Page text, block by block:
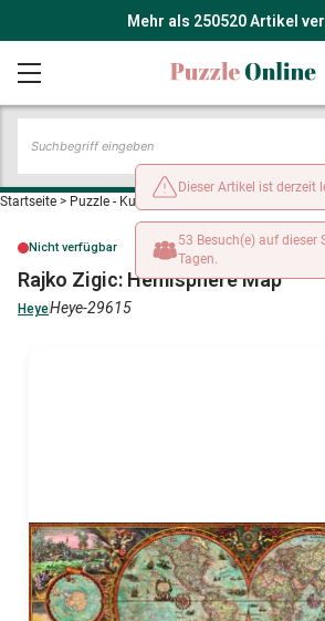
Mehr als 250520 Artikel
Startseite > Puzzle - Kunst >Rajko Zigic: Hemisphere
Nicht verfügbar
Rajko Zigic: Hemisphere Map
HeyeHeye-29615
Dieser Artikel ist derzeit
53 Besuch(e) auf dieser
Tagen.